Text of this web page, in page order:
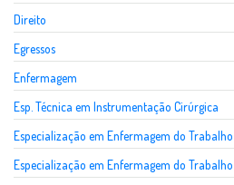
Direito
Egressos
Enfermagem
Esp. Técnica em Instrumentação Cirúrgica
Especialização em Enfermagem do Trabalho
Especialização em Enfermagem do Trabalho